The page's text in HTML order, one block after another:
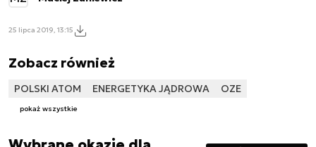
25 lipca 2019, 13:15
Zobacz również
POLSKI ATOM ENERGETYKA JĄDROWA OZE
pokaż wszystkie